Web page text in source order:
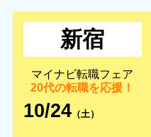
新宿
マイナビ転職フェア
20代の転職を応援！
10/24（土）